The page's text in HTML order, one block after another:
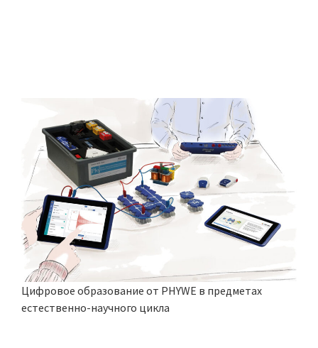
Цифровое образование от PHYWE в предметах
естественно-научного цикла